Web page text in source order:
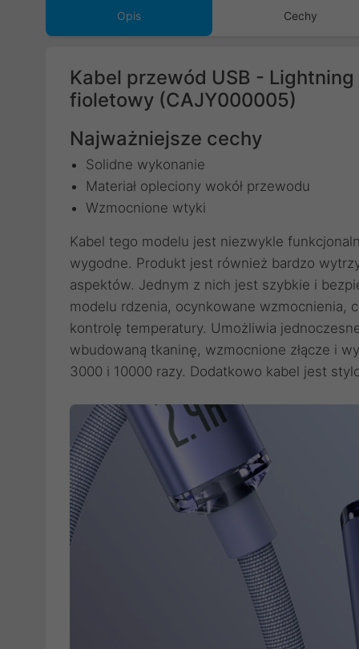
Opis Cechy
Kabel przewód USB -
fioletowy (CAJY000005)
Najważniejsze cechy
Solidne wykonanie
Materiał opleciony wokół przewodu
Wzmocnione wtyki
Kabel tego modelu jest niezwykle
wygodne. Produkt jest również bardzo
aspektów. Jednym z nich jest szybkie i
modelu rdzenia, ocynkowane wzmocnienia,
kontrolę temperatury. Umożliwia
wbudowaną tkaninę, wzmocnione złącze i
3000 i 10000 razy. Dodatkowo kabel jest